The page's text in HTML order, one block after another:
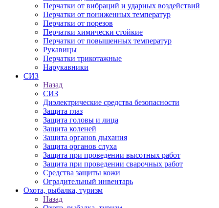
Перчатки от вибраций и ударных воздействий
Перчатки от пониженных температур
Перчатки от порезов
Перчатки химически стойкие
Перчатки от повышенных температур
Рукавицы
Перчатки трикотажные
Нарукавники
СИЗ
Назад
СИЗ
Диэлектрические средства безопасности
Защита глаз
Защита головы и лица
Защита коленей
Защита органов дыхания
Защита органов слуха
Защита при проведении высотных работ
Защита при проведении сварочных работ
Средства защиты кожи
Оградительный инвентарь
Охота, рыбалка, туризм
Назад